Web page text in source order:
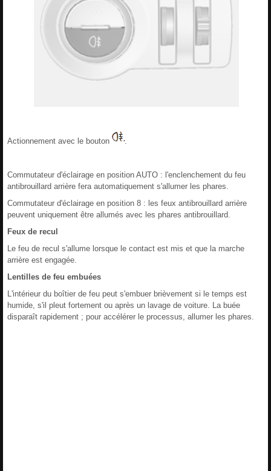
Actionnement avec le bouton
Commutateur d'éclairage en position AUTO : l'enclenchement du feu
antibrouillard arrière fera automatiquement s'allumer les phares.
Commutateur d'éclairage en position 8 : les feux antibrouillard arrière
peuvent uniquement être allumés avec les phares antibrouillard.
Feux de recul
Le feu de recul s'allume lorsque le contact est mis et que la marche
arrière est engagée.
Lentilles de feu embuées
L'intérieur du boîtier de feu peut s'embuer brièvement si le temps est
humide, s'il pleut fortement ou après un lavage de voiture. La buée
disparaît rapidement ; pour accélérer le processus, allumer les phares.